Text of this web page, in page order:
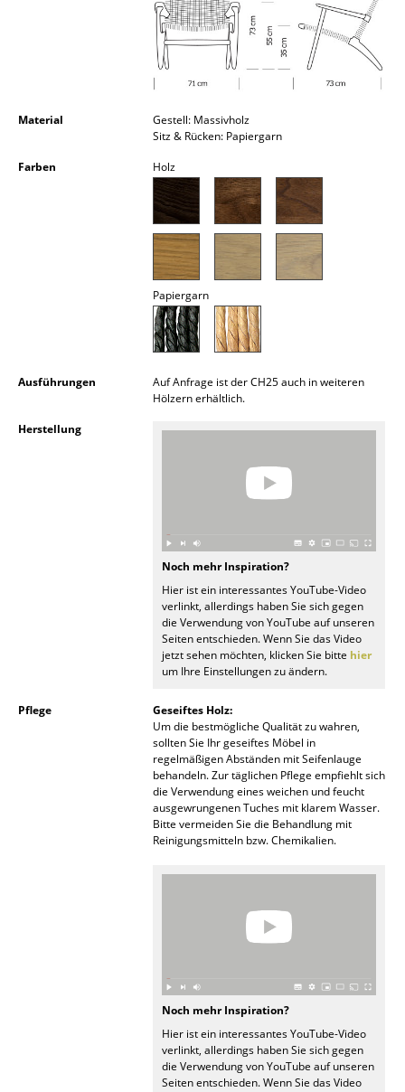
Hängeleuchten & Deckenleuchten
Schreibtischleuchten
Outdoor-Leuchten
Betten
Nachttische & Bettzubehör
Spiegel
Figuren & Miniaturen
Material
Gestell: Massivholz
Sitz & Rücken: Papiergarn
Farben
Holz
Papiergarn
Ausführungen
Auf Anfrage ist der CH25 auch in weiteren
Hölzern erhältlich.
Herstellung
Noch mehr Inspiration?
Hier ist ein interessantes YouTube-Video
verlinkt, allerdings haben Sie sich gegen
die Verwendung von YouTube auf unseren
Seiten entschieden. Wenn Sie das Video
jetzt sehen möchten, klicken Sie bitte hier
um Ihre Einstellungen zu ändern.
Pflege
Geseiftes Holz:
Um die bestmögliche Qualität zu wahren,
sollten Sie Ihr geseiftes Möbel in
regelmäßigen Abständen mit Seifenlauge
behandeln. Zur täglichen Pflege empfiehlt sich
die Verwendung eines weichen und feucht
ausgewrungenen Tuches mit klarem Wasser.
Bitte vermeiden Sie die Behandlung mit
Reinigungsmitteln bzw. Chemikalien.
Noch mehr Inspiration?
Hier ist ein interessantes YouTube-Video
verlinkt, allerdings haben Sie sich gegen
die Verwendung von YouTube auf unseren
Seiten entschieden. Wenn Sie das Video